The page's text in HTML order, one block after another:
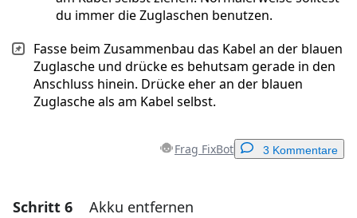
du immer die Zuglaschen benutzen.
Fasse beim Zusammenbau das Kabel an der blauen
Zuglasche und drücke es behutsam gerade in den
Anschluss hinein. Drücke eher an der blauen
Zuglasche als am Kabel selbst.
Frag FixBot 3 Kommentare
Einen Kommentar hinzufügen
Schritt 6 Akku entfernen